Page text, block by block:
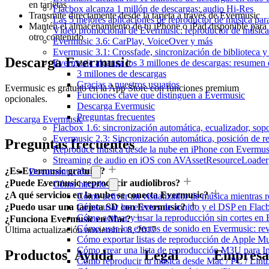
Flacbox alcanza 1 millón de descargas: audio Hi-Res
Las 5 mejores aplicaciones de reproductor de música
Vídeo promocional de Evermusic: reproductor de
Evermusic 3.6: CarPlay, VoiceOver y más
Evermusic 3.1: Crossfade, sincronización de biblioteca
Evermusic alcanza los 3 millones de descargas: resumen
3 millones de descargas
Gracias a nuestros usuarios
Funciones clave que distinguen a Evermusic
Descarga Evermusic
Preguntas frecuentes
Flacbox 1.6: sincronización automática, ecualizador,
Evermusic 2.3: Sincronización automática, posición de
Reproduce música desde la nube en iPhone con
Streaming de audio en iOS con AVAssetResourceLoader
Documentación
Cómo hacerlo
Cómo activar un visualizador de música mientras
Cómo usar los efectos de sonido y el DSP en
Cómo activar y usar la reproducción sin cortes en
Cómo usar los efectos de sonido en Evermusic:
Cómo exportar listas de reproducción de Apple
Cómo crear una lista de reproducción M3U para
Cómo reproducir tu música desde Mac / PC /
en tarjetas
Transmite directamente desde la tarjeta a través de Evermusic
Mantén el almacenamiento de tu iPhone o iPad disponible para
otro contenido
Descarga Evermusic
Evermusic es gratuito en la App Store con funciones premium
opcionales.
Descarga Evermusic
Preguntas frecuentes
¿Es Evermusic gratuito?
¿Puede Evermusic reproducir audiolibros?
¿A qué servicios en la nube se conecta Evermusic?
¿Puedo usar una tarjeta SD con Evermusic?
¿Funciona Evermusic en Mac?
Última actualizaciónnoviembre 8, 2017
Productos Ayuda Legal Empresa